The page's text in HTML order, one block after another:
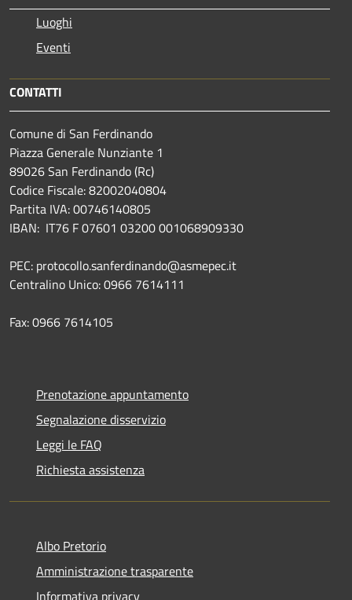
Luoghi
Eventi
CONTATTI
Comune di San Ferdinando
Piazza Generale Nunziante 1
89026 San Ferdinando (Rc)
Codice Fiscale: 82002040804
Partita IVA: 00746140805
IBAN: IT76 F 07601 03200 001068909330
PEC: protocollo.sanferdinando@asmepec.it
Centralino Unico: 0966 7614111
Fax: 0966 7614105
Prenotazione appuntamento
Segnalazione disservizio
Leggi le FAQ
Richiesta assistenza
Albo Pretorio
Amministrazione trasparente
Informativa privacy